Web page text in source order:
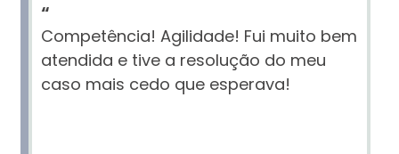
“
Competência! Agilidade! Fui muito bem
atendida e tive a resolução do meu
caso mais cedo que esperava!